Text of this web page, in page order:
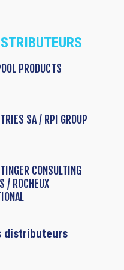
PRODUCTS
SA / RPI GROUP
CONSULTING
/ ROCHEUX
distributeurs